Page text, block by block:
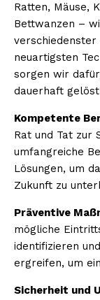
Ratten, Mäuse,
Bettwanzen –
verschiedenster
neuartigsten
sorgen wir
dauerhaft
Kompetente
Rat und Tat zur
umfangreiche
Lösungen, um
Zukunft zu
Präventive
mögliche
identifizieren
ergreifen, um
Sicherheit und